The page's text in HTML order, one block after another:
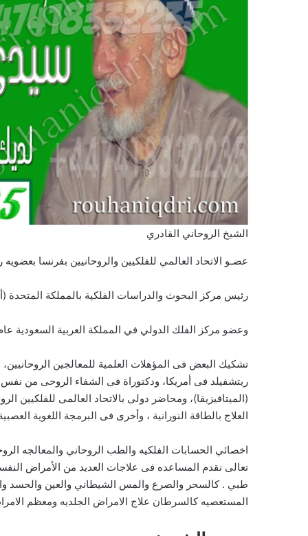
الشيخ الروحاني القادري
عضـو الاتحاد العالمي للفلكيين والروحانيين بفرنسا بعضويه رقم
رئيس مركز البحوث والدراسات الفلكية بالمملكة المتحدة
وعضو مركز الفلك الدولي في المملكة العربية السعودية عام 1420 هــ بعضوية رقم
تشكيك البعض فى المؤهلات العلمية للمعالجين
ريتشفيلد فى أمريكا، ودكتوراة فى الشفاء الروحى من
(الميتافيزيقا)، ومحاضر دولى بالاتحاد العالمى للفلكيين
العلاج بالطاقة النورانية ، وأخرى فى البرمجة اللغوية
اخصائي الحسابات الفلكيه والطب الروحاني والمعالجه
تعالى نقدم المساعده فى علاجات العديد من الأمراض
طبي . كالسحر والصرع والمس الشيطاني والعين والحسد
المستعصيه كالسرطان علاج الامراض الجلديه ومعظم